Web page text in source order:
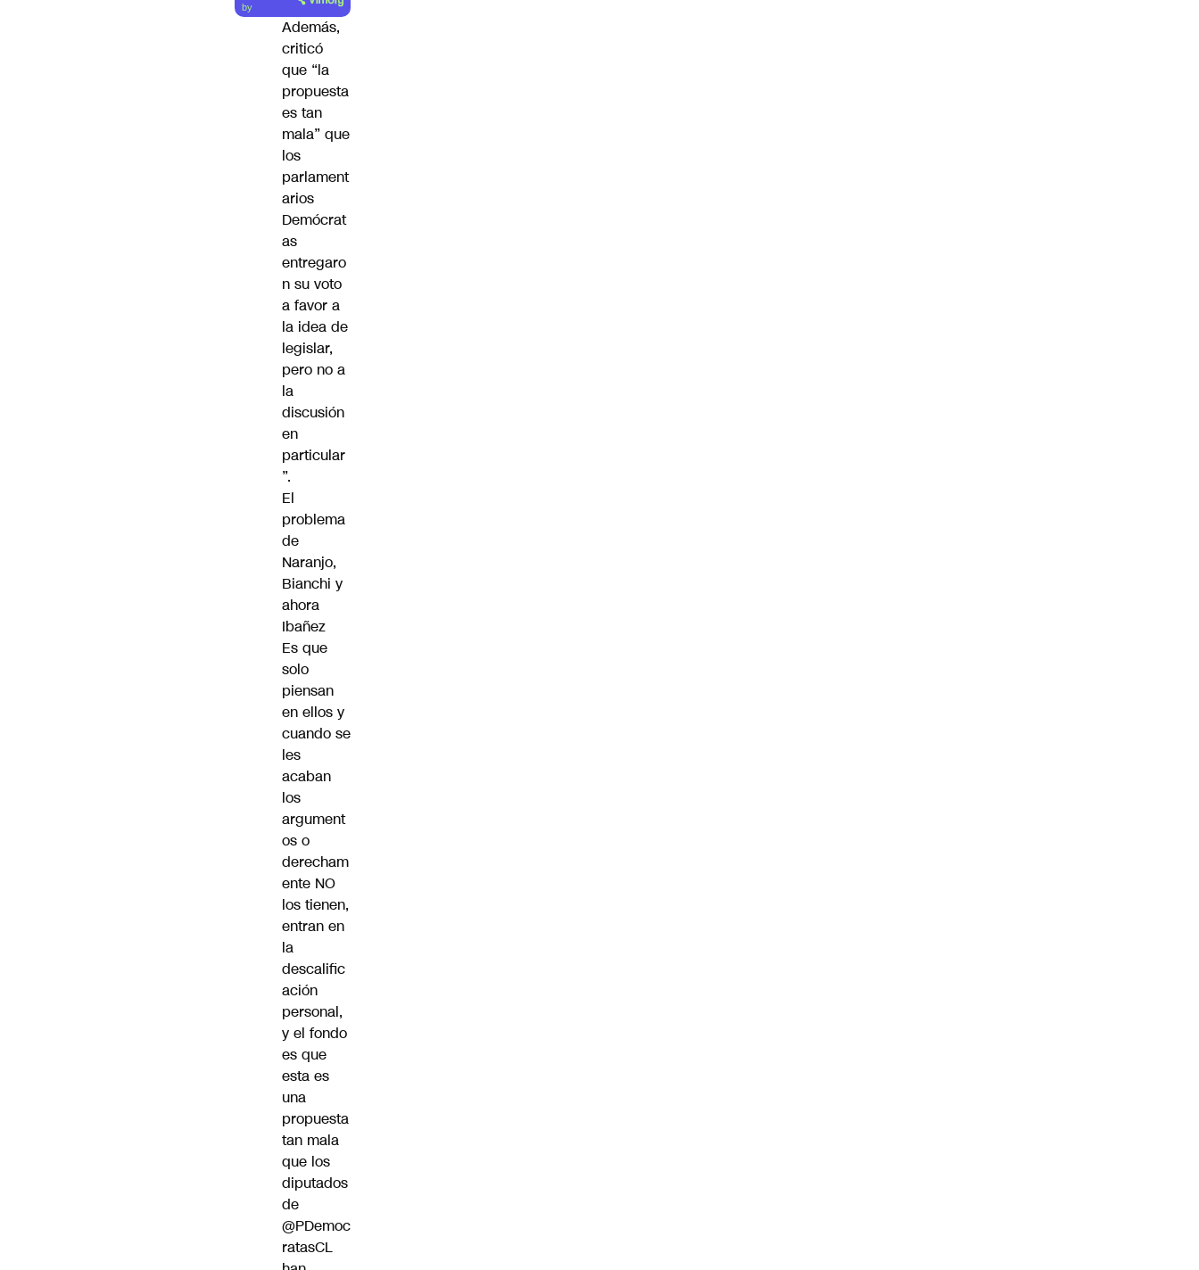
by
Además,
criticó
que “la
propuesta
es tan
mala” que
los
parlament
arios
Demócrat
as
entregaro
n su voto
a favor a
la idea de
legislar,
pero no a
la
discusión
en
particular
”.
El
problema
de
Naranjo,
Bianchi y
ahora
Ibañez
Es que
solo
piensan
en ellos y
cuando se
les
acaban
los
argument
os o
derecham
ente NO
los tienen,
entran en
la
descalific
ación
personal,
y el fondo
es que
esta es
una
propuesta
tan mala
que los
diputados
de
@PDemoc
ratasCL